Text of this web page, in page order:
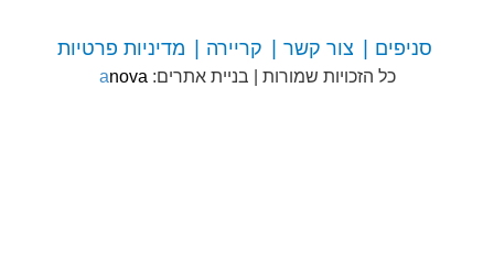
סניפים צור קשר קריירה מדיניות פרטיות
כל הזכויות שמורות בניית אתרים: צור
anova